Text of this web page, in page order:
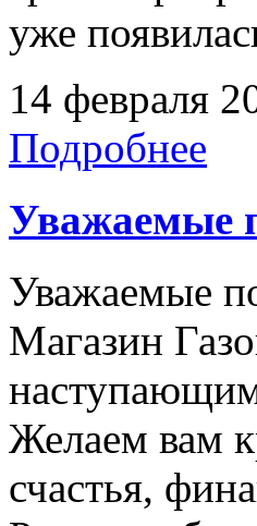
уже
14 февраля
Подробнее
Уважаемые
Уважаемые
Магазин
Желаем вам
счастья,